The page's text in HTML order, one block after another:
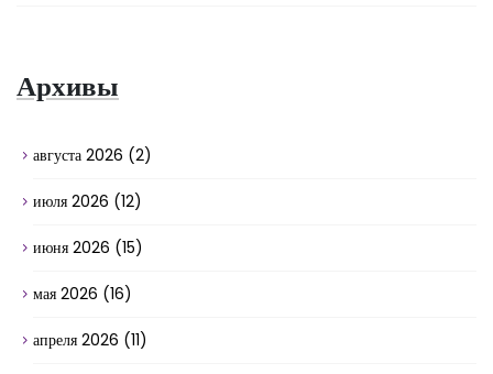
Архивы
августа 2026 (2)
июля 2026 (12)
июня 2026 (15)
мая 2026 (16)
апреля 2026 (11)